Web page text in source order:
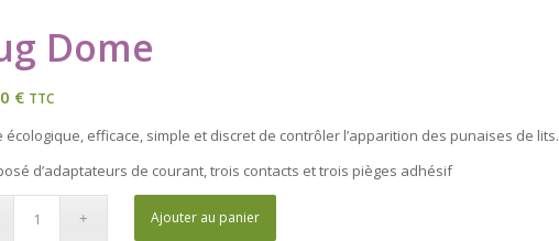
Dome
€ TTC
écologique, efficace, simple et discret de contrôler l’apparition des punaises de lits.
d’adaptateurs de courant, trois contacts et trois pièges adhésif
Ajouter au panier